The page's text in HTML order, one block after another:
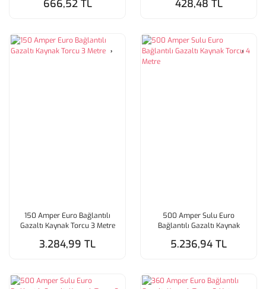
666,52 TL 428,48 TL
150 Amper Euro Bağlantılı
Gazaltı Kaynak Torcu 3 Metre
3.284,99 TL
500 Amper Sulu Euro
Bağlantılı Gazaltı Kaynak
5.236,94 TL